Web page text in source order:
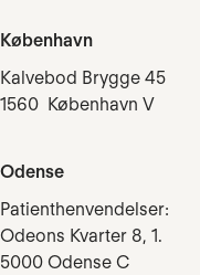
København
Kalvebod Brygge 45
1560 København V
Odense
Patienthenvendelser:
Odeons Kvarter 8, 1.
5000 Odense C